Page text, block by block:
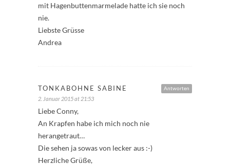
mit Hagenbuttenmarmelade hatte ich sie noch
nie.
Liebste Grüsse
Andrea
Antworten
TONKABOHNE SABINE
2. Januar 2015 at 21:53
Liebe Conny,
An Krapfen habe ich mich noch nie
herangetraut…
Die sehen ja sowas von lecker aus :-)
Herzliche Grüße,